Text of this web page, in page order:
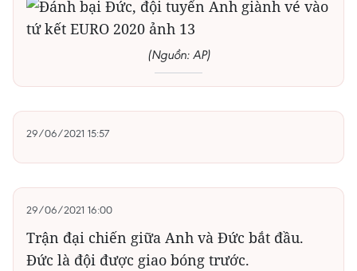
(Nguồn: AP)
29/06/2021 15:57
29/06/2021 16:00
Trận đại chiến giữa Anh và Đức bắt đầu.
Đức là đội được giao bóng trước.